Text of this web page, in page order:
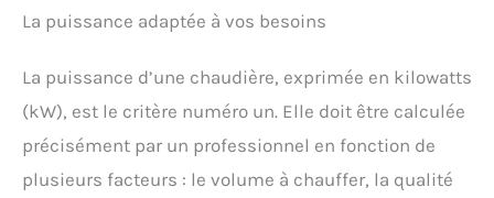
La puissance adaptée à vos besoins
La puissance d’une chaudière, exprimée en kilowatts
(kW), est le critère numéro un. Elle doit être calculée
précisément par un professionnel en fonction de
plusieurs facteurs : le volume à chauffer, la qualité